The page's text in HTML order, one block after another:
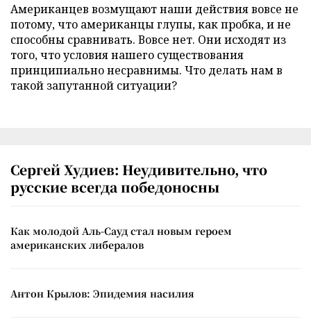
Американцев возмущают наши действия вовсе не
потому, что американцы глупы, как пробка, и не
способны сравнивать. Вовсе нет. Они исходят из
того, что условия нашего существования
принципиально несравнимы. Что делать нам в
такой запутанной ситуации?
Сергей Худиев: Неудивительно, что
русские всегда победоносны
Как молодой Аль-Сауд стал новым героем
американских либералов
Антон Крылов: Эпидемия насилия